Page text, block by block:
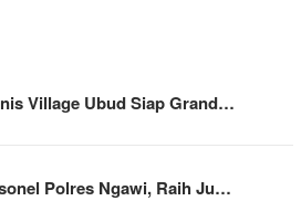
Village Ubud Siap Grand…
Polres Ngawi, Raih Ju…